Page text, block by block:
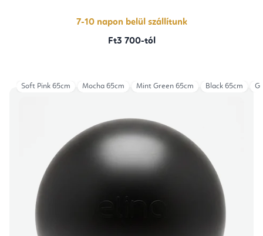
7-10 napon belül szállítunk
Ft3 700-tól
Soft Pink 65cm Mocha 65cm Mint Green 65cm Black 65cm